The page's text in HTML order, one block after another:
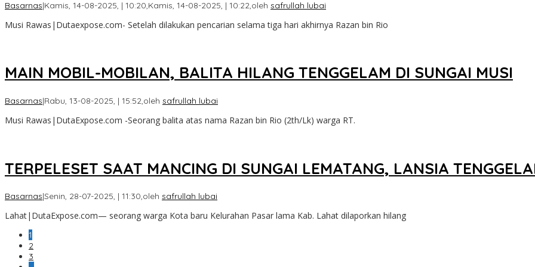
Basarnas|Kamis, 14-08-2025, | 10:20,Kamis, 14-08-2025, | 10:22,oleh safrullah lubai
Musi Rawas|Dutaexpose.com- Setelah dilakukan pencarian selama tiga hari akhirnya Razan bin Rio
MAIN MOBIL-MOBILAN, BALITA HILANG TENGGELAM DI SUNGAI MUSI
Basarnas|Rabu, 13-08-2025, | 15:52,oleh safrullah lubai
Musi Rawas|DutaExpose.com -Seorang balita atas nama Razan bin Rio (2th/Lk) warga RT.
TERPELESET SAAT MANCING DI SUNGAI LEMATANG, LANSIA
Basarnas|Senin, 28-07-2025, | 11:30,oleh safrullah lubai
Lahat|DutaExpose.com— seorang warga Kota baru Kelurahan Pasar lama Kab. Lahat dilaporkan hilang
1
2
3